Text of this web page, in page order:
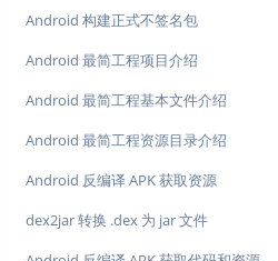
Android 构建正式不签名包
Android 最简工程项目介绍
Android 最简工程基本文件介绍
Android 最简工程资源目录介绍
Android 反编译 APK 获取资源
dex2jar 转换 .dex 为 jar 文件